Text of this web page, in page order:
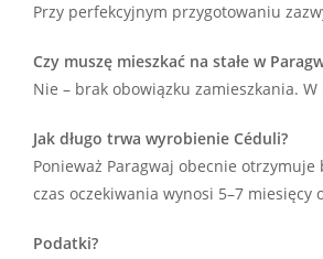
Przy perfekcyjnym przygotowaniu
Czy muszę mieszkać na stałe w
Nie – brak obowiązku zamieszkania.
Jak długo trwa wyrobienie Céduli?
Ponieważ Paragwaj obecnie
czas oczekiwania wynosi 5–7 miesięcy
Podatki?